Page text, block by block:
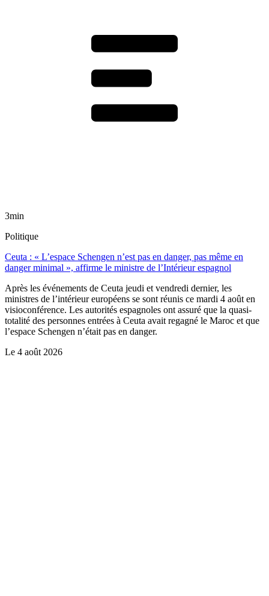
3min
Politique
Ceuta : « L’espace Schengen n’est pas en danger, pas même en
danger minimal », affirme le ministre de l’Intérieur espagnol
Après les événements de Ceuta jeudi et vendredi dernier, les
ministres de l’intérieur européens se sont réunis ce mardi 4 août en
visioconférence. Les autorités espagnoles ont assuré que la quasi-
totalité des personnes entrées à Ceuta avait regagné le Maroc et que
l’espace Schengen n’était pas en danger.
Le 4 août 2026